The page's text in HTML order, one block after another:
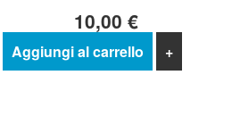
10,00 €
Aggiungi al carrello +